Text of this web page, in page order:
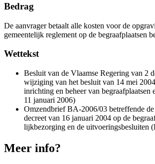
Bedrag
De aanvrager betaalt alle kosten voor de
gemeentelijk reglement op de begraafplaatsen
Wettekst
Besluit van de Vlaamse Regering van 2
wijziging van het besluit van 14 mei
inrichting en beheer van begraafplaatsen
11 januari 2006)
Omzendbrief BA-2006/03 betreffende de
decreet van 16 januari 2004 op de
lijkbezorging en de uitvoeringsbesluiten
Meer info?